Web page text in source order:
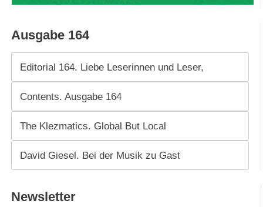
Ausgabe 164
Editorial 164. Liebe Leserinnen und Leser,
Contents. Ausgabe 164
The Klezmatics. Global But Local
David Giesel. Bei der Musik zu Gast
Newsletter